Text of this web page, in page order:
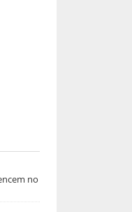
no